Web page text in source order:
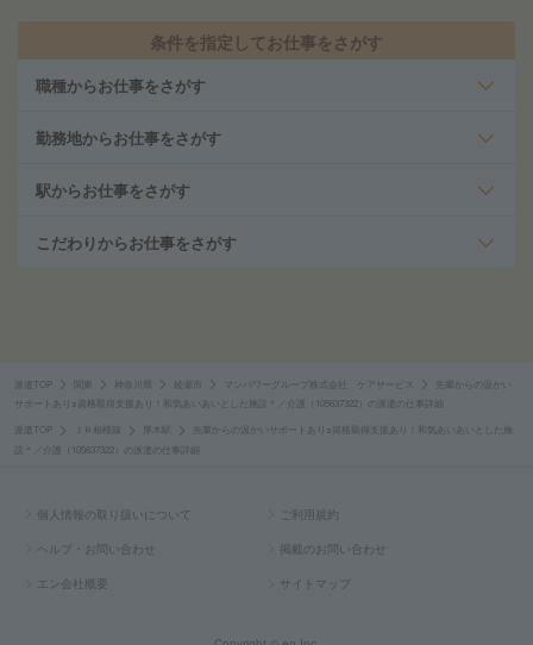
条件を指定してお仕事をさがす
職種からお仕事をさがす
勤務地からお仕事をさがす
駅からお仕事をさがす
こだわりからお仕事をさがす
派遣TOP 関東 神奈川県 綾瀬市 マンパワーグループ株式会社 ケアサービス
先輩からの温かい
サポートあり○資格取得支援あり！和気あいあいとした施設＊／介護（105637322）の派遣の仕事詳細
派遣TOP ＪＲ相模線 厚木駅
先輩からの温かいサポートあり○資格取得支援あり！和気あいあいとした施
設＊／介護（105637322）の派遣の仕事詳細
個人情報の取り扱いについて ご利用規約
ヘルプ・お問い合わせ 掲載のお問い合わせ
エン会社概要 サイトマップ